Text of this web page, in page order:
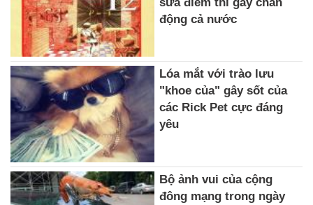
động cả nước
Lóa mắt với trào lưu
"khoe của" gây sốt của
các Rick Pet cực đáng
yêu
Bộ ảnh vui của cộng
đông mạng trong ngày